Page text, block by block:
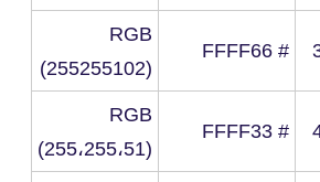
# FFFF66
RGB
(255255102)
# FFFF33
RGB
(255،255،51)